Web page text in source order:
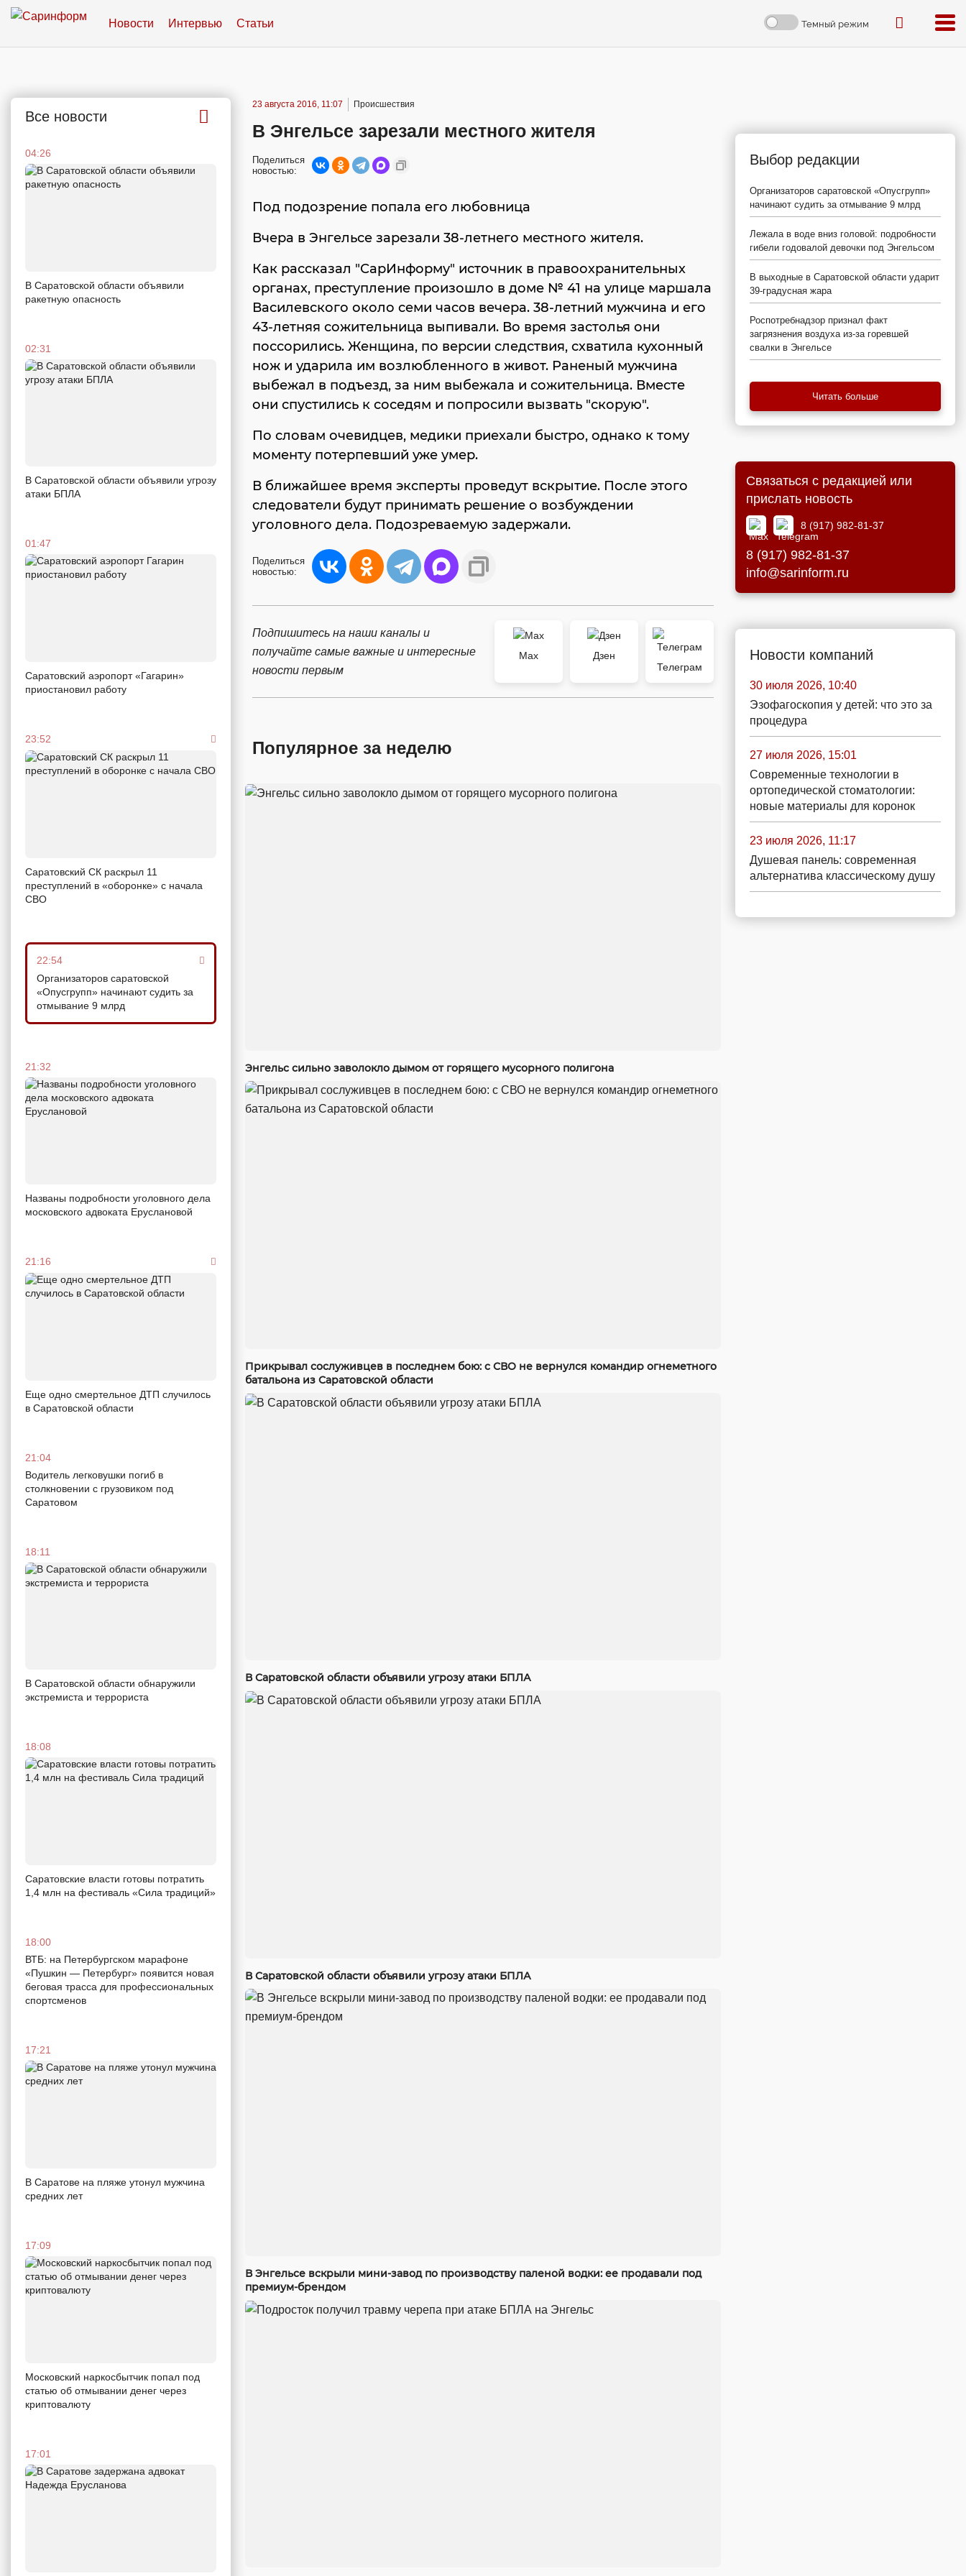
Новости Интервью Статьи Темный режим
Все новости
04:26
В Саратовской области объявили
ракетную опасность
02:31
В Саратовской области объявили угрозу
атаки БПЛА
01:47
Саратовский аэропорт «Гагарин»
приостановил работу
23:52
Саратовский СК раскрыл 11
преступлений в «оборонке» с начала
СВО
22:54
Организаторов саратовской
«Опусгрупп» начинают судить за
отмывание 9 млрд
21:32
Названы подробности уголовного дела
московского адвоката Еруслановой
21:16
Еще одно смертельное ДТП случилось
в Саратовской области
21:04
Водитель легковушки погиб в
столкновении с грузовиком под
Саратовом
18:11
В Саратовской области обнаружили
экстремиста и террориста
18:08
Саратовские власти готовы потратить
1,4 млн на фестиваль «Сила традиций»
18:00
ВТБ: на Петербургском марафоне
«Пушкин — Петербург» появится новая
беговая трасса для профессиональных
спортсменов
17:21
В Саратове на пляже утонул мужчина
средних лет
17:09
Московский наркосбытчик попал под
статью об отмывании денег через
криптовалюту
17:01
23 августа 2016, 11:07 Происшествия
В Энгельсе зарезали местного жителя
Поделиться
новостью:
Под подозрение попала его любовница
Вчера в Энгельсе зарезали 38-летнего местного жителя.
Как рассказал "СарИнформу" источник в правоохранительных
органах, преступление произошло в доме № 41 на улице маршала
Василевского около семи часов вечера. 38-летний мужчина и его
43-летняя сожительница выпивали. Во время застолья они
поссорились. Женщина, по версии следствия, схватила кухонный
нож и ударила им возлюбленного в живот. Раненый мужчина
выбежал в подъезд, за ним выбежала и сожительница. Вместе
они спустились к соседям и попросили вызвать "скорую".
По словам очевидцев, медики приехали быстро, однако к тому
моменту потерпевший уже умер.
В ближайшее время эксперты проведут вскрытие. После этого
следователи будут принимать решение о возбуждении
уголовного дела. Подозреваемую задержали.
Поделиться
новостью:
Подпишитесь на наши каналы и
получайте самые важные и интересные
новости первым
Max
Дзен
Телеграм
Популярное за неделю
Энгельс сильно заволокло дымом от горящего мусорного полигона
Прикрывал сослуживцев в последнем бою: с СВО не вернулся командир огнеметного
батальона из Саратовской области
В Саратовской области объявили угрозу атаки БПЛА
В Саратовской области объявили угрозу атаки БПЛА
В Энгельсе вскрыли мини-завод по производству паленой водки: ее продавали под
премиум-брендом
Выбор редакции
Организаторов саратовской «Опусгрупп»
начинают судить за отмывание 9 млрд
Лежала в воде вниз головой: подробности
гибели годовалой девочки под Энгельсом
В выходные в Саратовской области ударит
39-градусная жара
Роспотребнадзор признал факт
загрязнения воздуха из-за горевшей
свалки в Энгельсе
Читать больше
Связаться с редакцией или
прислать новость
8 (917) 982-81-37
8 (917) 982-81-37
info@sarinform.ru
Новости компаний
30 июля 2026, 10:40
Эзофагоскопия у детей: что это за
процедура
27 июля 2026, 15:01
Современные технологии в
ортопедической стоматологии:
новые материалы для коронок
23 июля 2026, 11:17
Душевая панель: современная
альтернатива классическому душу